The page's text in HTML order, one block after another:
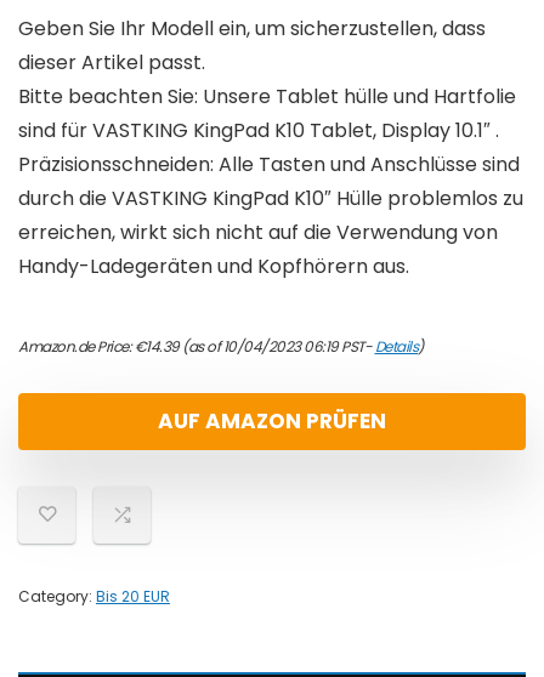
Geben Sie Ihr Modell ein, um sicherzustellen, dass
dieser Artikel passt.
Bitte beachten Sie: Unsere Tablet hülle und Hartfolie
sind für VASTKING KingPad K10 Tablet, Display 10.1″ .
Präzisionsschneiden: Alle Tasten und Anschlüsse sind
durch die VASTKING KingPad K10″ Hülle problemlos zu
erreichen, wirkt sich nicht auf die Verwendung von
Handy-Ladegeräten und Kopfhörern aus.
Amazon.de Price:€14.39(as of 10/04/2023 06:19 PST-Details)
AUF AMAZON PRÜFEN
Category: Bis 20 EUR